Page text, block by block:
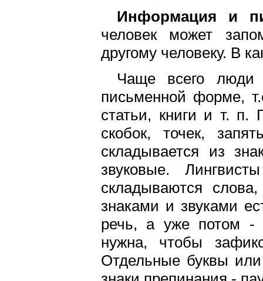
Информация и
человек может
другому человеку. В
Чаще всего
письменной форме,
статьи, книги и т. п.
скобок, точек,
складывается из
звуковые.
складываются
знаками и звуками
речь, а уже потом -
нужна, чтобы
Отдельные буквы или